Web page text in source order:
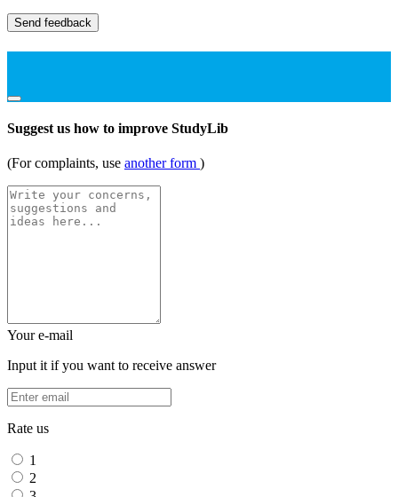
Send feedback
Suggest us how to improve StudyLib
(For complaints, use another form )
Your e-mail
Input it if you want to receive answer
Rate us
1
2